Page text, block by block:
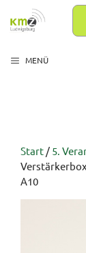
Inhalt
MENÜ
Start / 5.
A10